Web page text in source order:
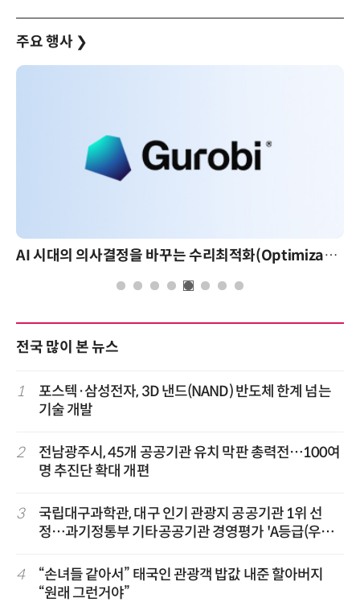
주요 행사 ❯
AI 시대의 의사결정을 바꾸는 수리최적화(Optimization): 실제 산업 적용 사례와 활용 전략
전국 많이 본 뉴스
1
포스텍·삼성전자, 3D 낸드(NAND) 반도체 한계 넘는
기술 개발
2
전남광주시, 45개 공공기관 유치 막판 총력전…100여
명 추진단 확대 개편
3
국립대구과학관, 대구 인기 관광지 공공기관 1위 선
정…과기정통부 기타공공기관 경영평가 'A등급(우수)'
4
“손녀들 같아서” 태국인 관광객 밥값 내준 할아버지
“원래 그런거야”